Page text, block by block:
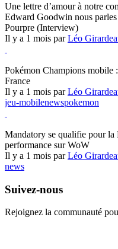
Une lettre d’amour à notre
Edward Goodwin nous
Pourpre (Interview)
Il y a 1 mois parLéo
Pokémon Champions mobile
France
Il y a 1 mois parLéo
jeu-mobilenewspokemon
Mandatory se qualifie pour la
performance sur WoW
Il y a 1 mois parLéo
news
Suivez-nous
Rejoignez la communauté